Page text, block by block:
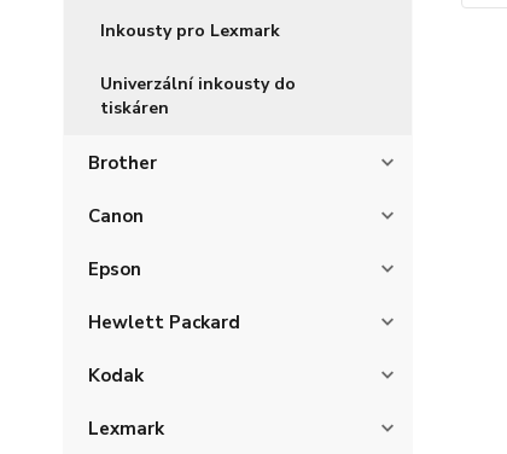
Inkousty pro Lexmark
Univerzální inkousty do
tiskáren
Brother
Canon
Epson
Hewlett Packard
Kodak
Lexmark